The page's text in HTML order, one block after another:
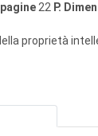
22 P.
proprietà